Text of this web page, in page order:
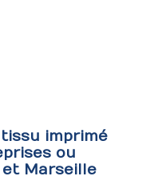
imprimé
ou
et Marseille